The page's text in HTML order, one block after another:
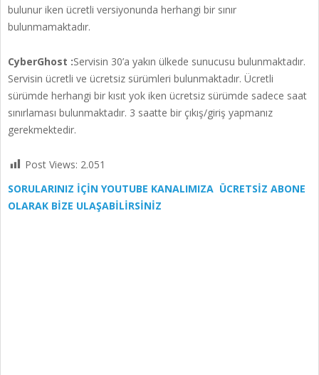
bulunur iken ücretli versiyonunda herhangi bir sınır
bulunmamaktadır.
CyberGhost :Servisin 30’a yakın ülkede sunucusu bulunmaktadır.
Servisin ücretli ve ücretsiz sürümleri bulunmaktadır. Ücretli
sürümde herhangi bir kısıt yok iken ücretsiz sürümde sadece saat
sınırlaması bulunmaktadır. 3 saatte bir çıkış/giriş yapmanız
gerekmektedir.
Post Views: 2.051
SORULARINIZ İÇİN YOUTUBE KANALIMIZA ÜCRETSİZ ABONE
OLARAK BİZE ULAŞABİLİRSİNİZ